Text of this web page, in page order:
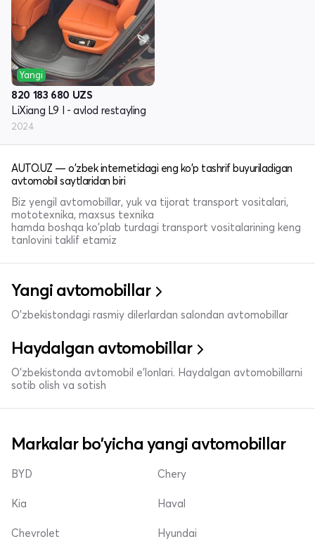
Yangi
820 183 680 UZS
LiXiang L9 I - avlod restayling
2024
AUTO.UZ — o'zbek internetidagi eng ko'p tashrif buyuriladigan
avtomobil saytlaridan biri
Biz yengil avtomobillar, yuk va tijorat transport vositalari,
mototexnika, maxsus texnika
hamda boshqa ko'plab turdagi transport vositalarining keng
tanlovini taklif etamiz
Yangi avtomobillar
O'zbekistondagi rasmiy dilerlardan salondan avtomobillar
Haydalgan avtomobillar
O'zbekistonda avtomobil e’lonlari. Haydalgan avtomobillarni
sotib olish va sotish
Markalar bo'yicha yangi avtomobillar
BYD
Kia
Chevrolet
Chery
Haval
Hyundai